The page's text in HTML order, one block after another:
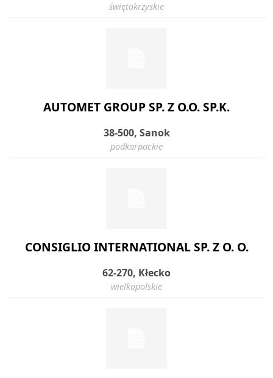
świętokrzyskie
AUTOMET GROUP SP. Z O.O. SP.K.
38-500, Sanok
podkarpackie
CONSIGLIO INTERNATIONAL SP. Z O. O.
62-270, Kłecko
wielkopolskie